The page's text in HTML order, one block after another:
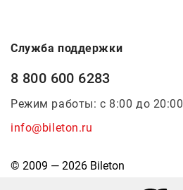
Служба поддержки
8 800 600 6283
Режим работы: с 8:00 до 20:00
info@bileton.ru
© 2009 — 2026 Bileton